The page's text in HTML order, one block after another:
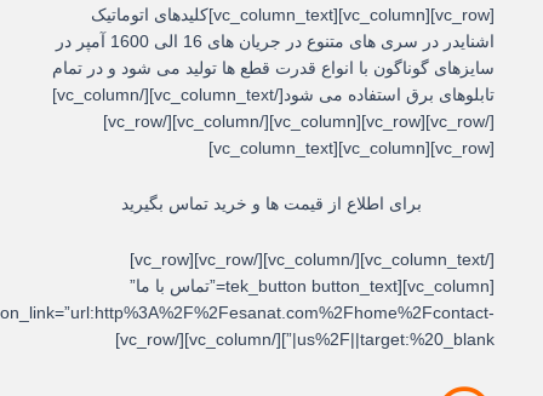
[vc_row][vc_column][vc_column_text]کلیدهای اتوماتیک
اشنایدر در سری های متنوع در جریان های 16 الی 1600 آمپر در
سایزهای گوناگون با انواع قدرت قطع ها تولید می شود و در تمام
تابلوهای برق استفاده می شود[/vc_column_text][/vc_column]
[/vc_row][vc_row][vc_column][/vc_column][/vc_row]
برای اطلاع از قیمت ها و خرید تماس بگیرید
[/vc_column_text][/vc_column][/vc_row][vc_row]
[vc_column][tek_button button_text=”تماس با ما”
button_link=”url:http%3A%2F%2Fesanat.com%2Fhome%2Fcontact-
us%2F||target:%20_blank|”][/vc_column][/vc_row]